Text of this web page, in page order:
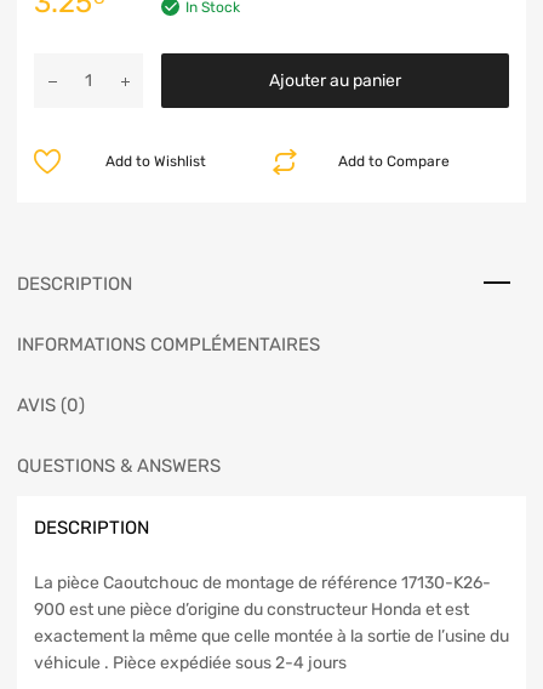
In Stock
Ajouter au panier
Add to Compare
Add to Wishlist
DESCRIPTION
INFORMATIONS COMPLÉMENTAIRES
AVIS (0)
QUESTIONS & ANSWERS
DESCRIPTION
La pièce Caoutchouc de montage de référence 17130-K26-
900 est une pièce d’origine du constructeur Honda et est
exactement la même que celle montée à la sortie de l’usine du
véhicule . Pièce expédiée sous 2-4 jours